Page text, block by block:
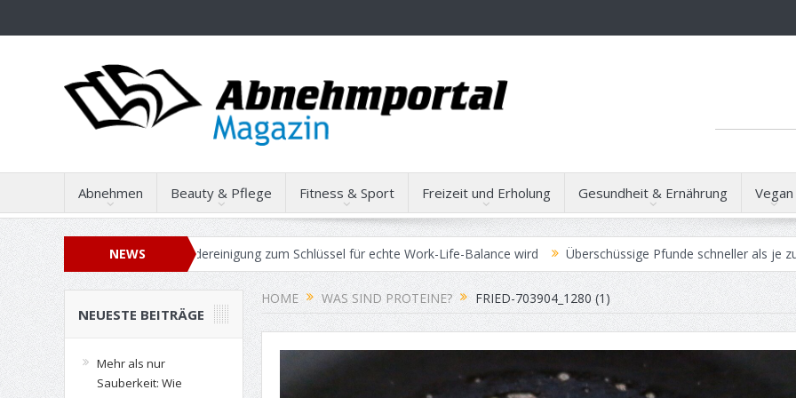
Abnehmen Beauty & Pflege Fitness & Sport Freizeit und Erholung Gesundheit & Ernährung Vegan
NEWS
professionelle Gebäudereinigung zum Schlüssel für echte Work-Life-Balance wird Überschüssige Pfunde schneller als je zuvor
Wie Sie den maximalen Verkaufspreis für Ihren Gebrauchtwagen erzielen
Operationsmethoden bei Bandscheibenvorfällen
HOME WAS SIND PROTEINE? FRIED-703904_1280 (1)
NEUESTE BEITRÄGE
Mehr als nur
Sauberkeit: Wie